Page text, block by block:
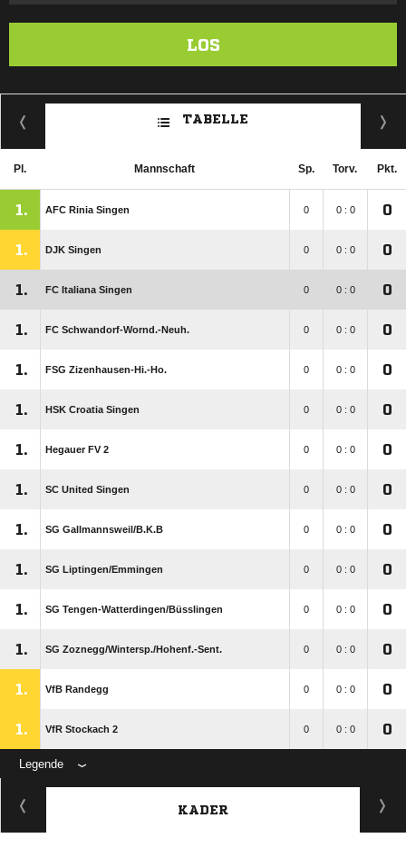
LOS
TABELLE
Pl. Mannschaft Sp. Torv. Pkt.
1. AFC Rinia Singen 0 0 : 0 0
1. DJK Singen 0 0 : 0 0
1. FC Italiana Singen 0 0 : 0 0
1. FC Schwandorf-Wornd.-Neuh. 0 0 : 0 0
1. FSG Zizenhausen-Hi.-Ho. 0 0 : 0 0
1. HSK Croatia Singen 0 0 : 0 0
1. Hegauer FV 2 0 0 : 0 0
1. SC United Singen 0 0 : 0 0
1. SG Gallmannsweil/​B.K.B 0 0 : 0 0
1. SG Liptingen/​Emmingen 0 0 : 0 0
1. SG Tengen-Watterdingen/​Büsslingen 0 0 : 0 0
1. SG Zoznegg/​Wintersp./​Hohenf.-Sent. 0 0 : 0 0
1. VfB Randegg 0 0 : 0 0
1. VfR Stockach 2 0 0 : 0 0
Legende
KADER